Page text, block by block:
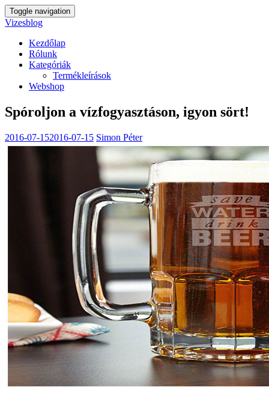
Toggle navigation
Vizesblog
Kezdőlap
Rólunk
Kategóriák
Termékleírások
Webshop
Spóroljon a vízfogyasztáson, igyon sört!
2016-07-152016-07-15 Simon Péter